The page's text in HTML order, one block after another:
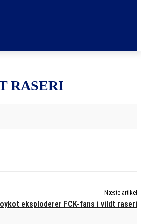
RASERI
Næste artikel
eksploderer FCK-fans i vildt raseri